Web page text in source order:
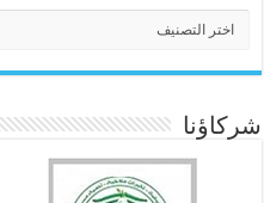
شركاؤنا